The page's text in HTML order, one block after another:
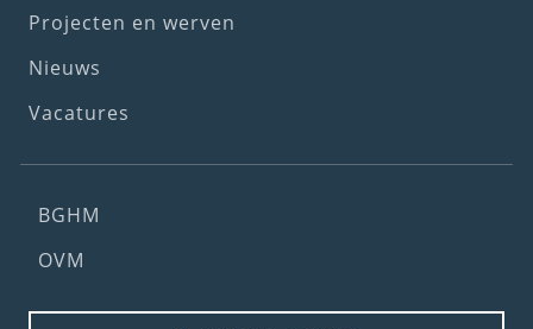
Projecten en werven
Nieuws
Vacatures
Footer
(2nd
BGHM
OVM